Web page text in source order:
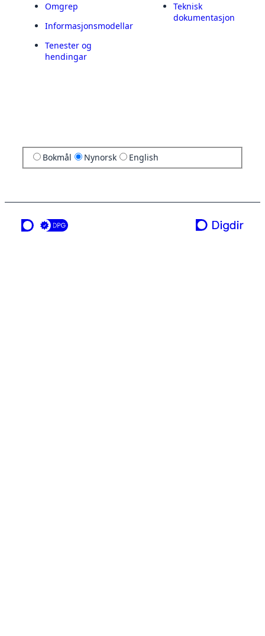
Omgrep
Informasjonsmodellar
Tenester og
hendingar
Teknisk
dokumentasjon
Bokmål Nynorsk English